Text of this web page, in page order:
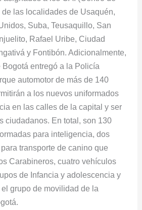
las localidades de Usaquén,
Suba, Teusaquillo, San
Rafael Uribe, Ciudad
y Fontibón. Adicionalmente,
entregó a la Policía
automotor de más de 140
a los nuevos uniformados
en las calles de la capital y ser
ciudadanos. En total, son 130
para inteligencia, dos
transporte de canino que
Carabineros, cuatro vehículos
de Infancia y adolescencia y
grupo de movilidad de la